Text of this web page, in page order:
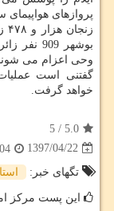
پروازهای
وحی اعزام می
گفتنی است
خواهد گرفت.
5.0
/
5
1397/04/22
تگهای خبر:
این پست مرکز